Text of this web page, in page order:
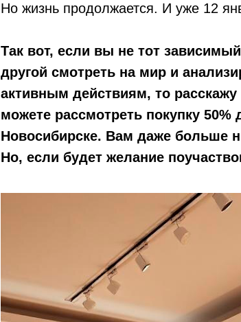
Но жизнь продолжается. И уже 12
Так вот, если вы не тот
другой смотреть на мир и
активным действиям, то
можете рассмотреть покупку
Новосибирске. Вам даже больше
Но, если будет желание